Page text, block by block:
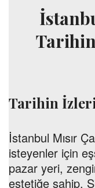
Tarihin
İstanbul Mısır
isteyenler için
pazar yeri,
estetiğe sahip.